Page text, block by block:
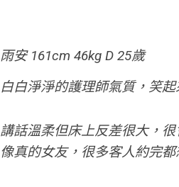
雨安 161cm 46kg D 25歲
白白淨淨的護理師氣質，笑
講話溫柔但床上反差很大，
像真的女友，很多客人約完